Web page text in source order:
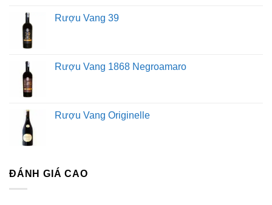
Rượu Vang 39
Rượu Vang 1868 Negroamaro
Rượu Vang Originelle
ĐÁNH GIÁ CAO